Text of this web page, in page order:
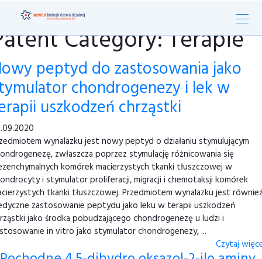
Category: Terapie
peptyd do zastosowania jako
chondrogenezy i lek w
uszkodzeń chrząstki
wynalazku jest nowy peptyd o działaniu stymulującym
zwłaszcza poprzez stymulację różnicowania się
komórek macierzystych tkanki tłuszczowej w
i stymulator proliferacji, migracji i chemotaksji komórek
tkanki tłuszczowej. Przedmiotem wynalazku jest
zastosowanie peptydu jako leku w terapii uszkodzeń
jako środka pobudzającego chondrogenezę u ludzi i
in vitro jako stymulator chondrogenezy, ...
Czytaj